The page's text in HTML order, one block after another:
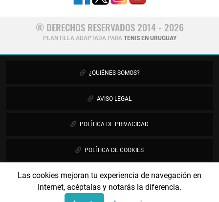
Las cookies mejoran tu experiencia de navegación en
Internet, acéptalas y notarás la diferencia.
® DERECHOS RESERVADOS 2014 - 2026
PLANTILLA ADAPTADA PARA TENIS EN URUGUAY
¿QUIÉNES SOMOS?
AVISO LEGAL
POLÍTICA DE PRIVACIDAD
POLÍTICA DE COOKIES
PUBLICIDAD